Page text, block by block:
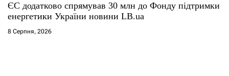
ЄС додатково спрямував 30 млн до Фонду підтримки
енергетики України новини LB.ua
8 Серпня, 2026